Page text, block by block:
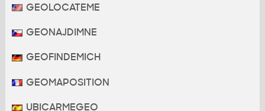
GEOLOCATEME
GEONAJDIMNE
GEOFINDEMICH
GEOMAPOSITION
UBICARMEGEO